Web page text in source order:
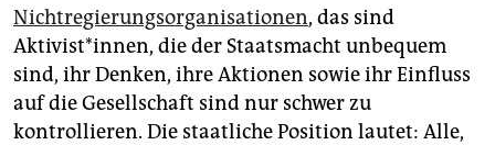
Nichtregierungsorganisationen, das sind
Aktivist*innen, die der Staatsmacht unbequem
sind, ihr Denken, ihre Aktionen sowie ihr Einfluss
auf die Gesellschaft sind nur schwer zu
kontrollieren. Die staatliche Position lautet: Alle,